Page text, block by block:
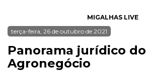
MIGALHAS LIVE
terça-feira, 26 de outubro de 2021
Panorama jurídico do
Agronegócio